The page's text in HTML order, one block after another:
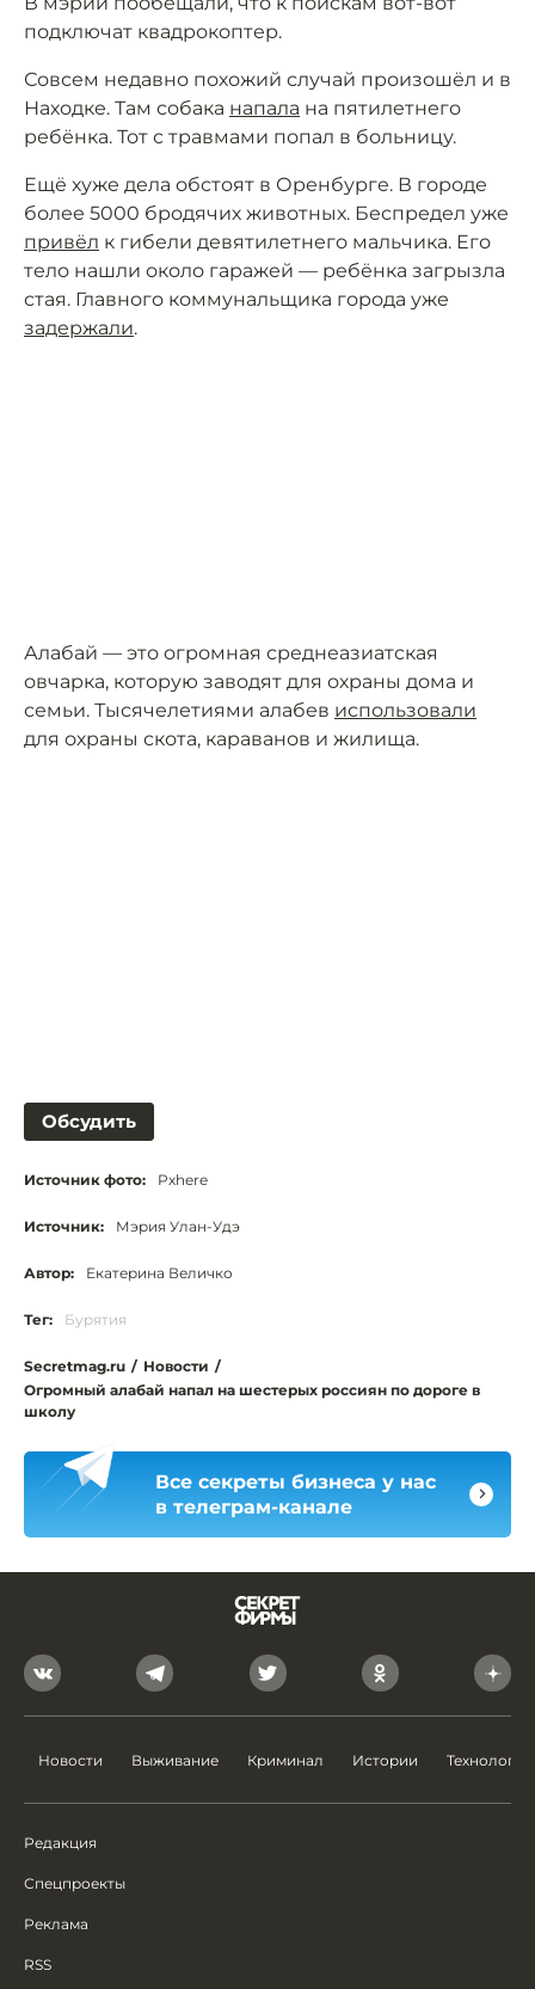
подключат квадрокоптер.
Совсем недавно похожий случай произошёл и в
Находке. Там собака напала на пятилетнего
ребёнка. Тот с травмами попал в больницу.
Ещё хуже дела обстоят в Оренбурге. В городе
более 5000 бродячих животных. Беспредел уже
привёл к гибели девятилетнего мальчика. Его
тело нашли около гаражей — ребёнка загрызла
стая. Главного коммунальщика города уже
задержали.
Алабай — это огромная среднеазиатская
овчарка, которую заводят для охраны дома и
семьи. Тысячелетиями алабев использовали
для охраны скота, караванов и жилища.
Обсудить
Источник фото: Pxhere
Источник: Мэрия Улан-Удэ
Автор: Екатерина Величко
Тег: Бурятия
Secretmag.ru / Новости /
Огромный алабай напал на шестерых россиян по дороге в
школу
Все секреты бизнеса у нас
в телеграм-канале
Новости Выживание Криминал Истории Технологии
Редакция
Спецпроекты
Реклама
RSS